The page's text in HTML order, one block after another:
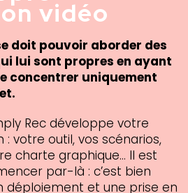
vidéo
doit pouvoir aborder des
lui sont propres en ayant
concentrer uniquement
Rec développe votre
votre outil, vos scénarios,
charte graphique… Il est
par-là : c’est bien
déploiement et une prise en